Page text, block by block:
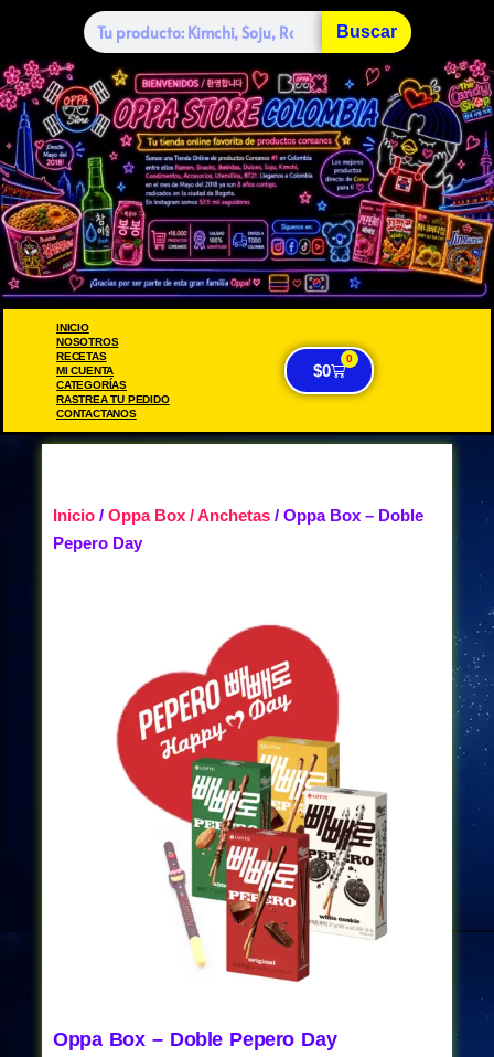
Buscar
INICIO
NOSOTROS
RECETAS
MI CUENTA
CATEGORÍAS
RASTREA TU PEDIDO
CONTACTANOS
$0
0
Inicio / Oppa Box / Anchetas / Oppa Box – Doble
Pepero Day
Oppa Box – Doble Pepero Day